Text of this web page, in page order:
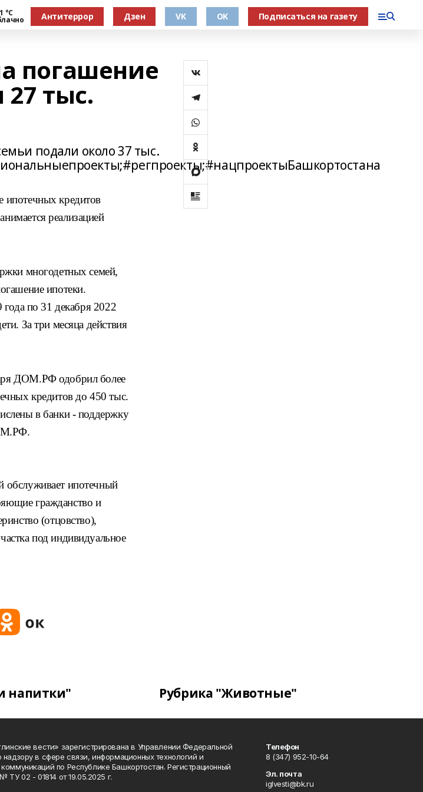
°С Антитеррор Дзен VK OK Подписаться на газету
погашение
тыс.
подали около 37 тыс.
ипотечных кредитов
реализацией
многодетных семей,
ипотеки.
года по 31 декабря 2022
За три месяца действия
ДОМ.РФ одобрил более
кредитов до 450 тыс.
в банки - поддержку
обслуживает ипотечный
гражданство и
(отцовство),
под индивидуальное
напитки" Рубрика "Животные"
вести» зарегистрирована в Управлении Федеральной
в сфере связи, информационных технологий и
по Республике Башкортостан. Регистрационный
ТУ 02 - 01814 от 19.05.2025 г.
Телефон
8 (347) 952-10-64
Эл. почта
iglvesti@bk.ru